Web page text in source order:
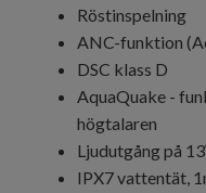
Röstinspelning
ANC-funktion
DSC klass D
AquaQuake -
högtalaren
Ljudutgång på
IPX7 vattentät,